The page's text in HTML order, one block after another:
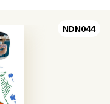
NDN044